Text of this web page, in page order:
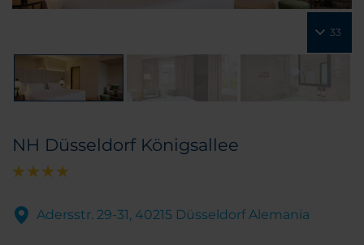
33
NH Düsseldorf Königsallee
Adersstr. 29-31, 40215 Düsseldorf Alemania